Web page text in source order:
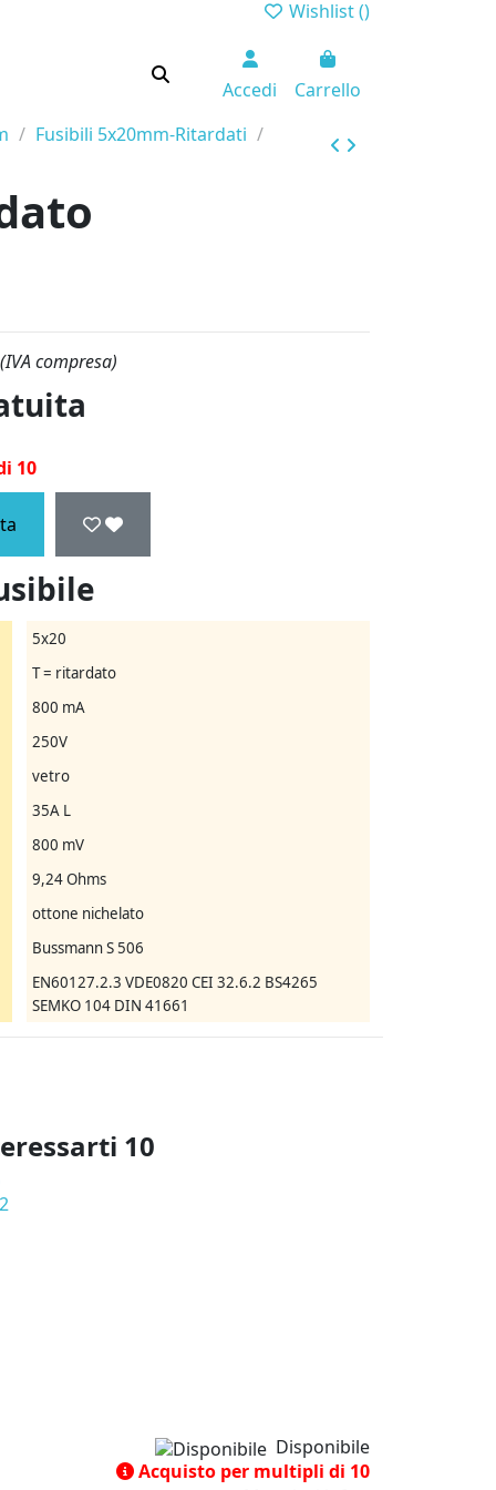
Wishlist ()
Accedi
Carrello
Fusibili 5x20mm-Ritardati
(IVA compresa)
10
5x20
T = ritardato
800 mA
250V
vetro
35A L
800 mV
9,24 Ohms
ottone nichelato
Bussmann S 506
EN60127.2.3 VDE0820 CEI 32.6.2 BS4265
SEMKO 104 DIN 41661
10
Disponibile
Acquisto per multipli di 10